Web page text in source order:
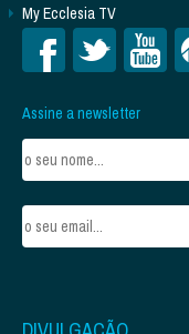
My Ecclesia TV
Assine a newsletter